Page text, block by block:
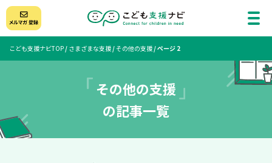
こども支援ナビTOP/ さまざまな支援/その他の支援/ページ 2
その他の支援
の記事一覧